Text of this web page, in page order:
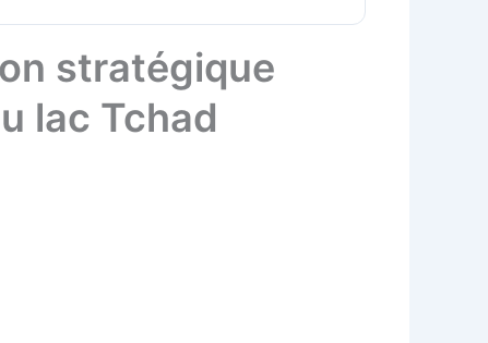
stratégique
lac Tchad